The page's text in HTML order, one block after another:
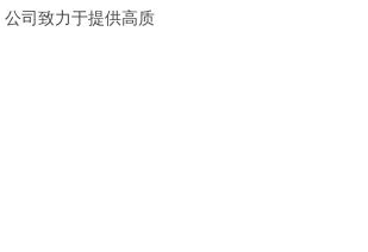
司致力于提供高质